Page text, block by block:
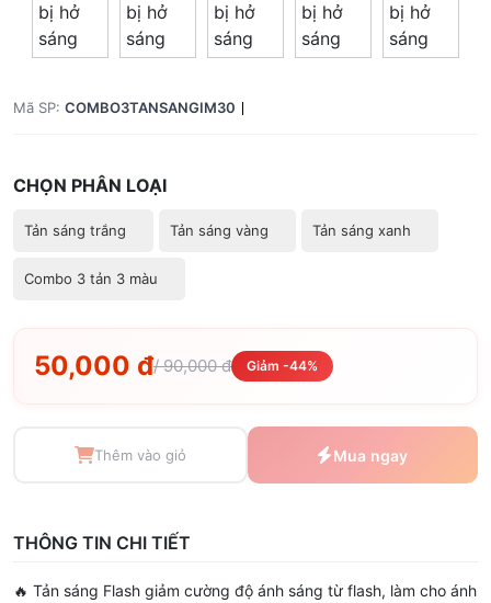
Mã SP: COMBO3TANSANGIM30
CHỌN PHÂN LOẠI
Tản sáng trắng Tản sáng vàng Tản sáng xanh
Combo 3 tản 3 màu
50,000 đ/ 90,000 đ Giảm -44%
Thêm vào giỏ Mua ngay
THÔNG TIN CHI TIẾT
🔥 Tản sáng Flash giảm cường độ ánh sáng từ flash, làm cho ánh